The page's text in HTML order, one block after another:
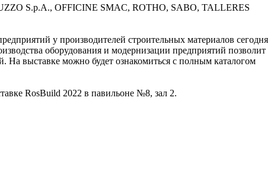
S.p.A., OFFICINE SMAC, ROTHO, SABO, TALLERES
у производителей строительных материалов сегодня
оборудования и модернизации предприятий позволит
На выставке можно будет ознакомиться с полным каталогом
RosBuild 2022 в павильоне №8, зал 2.